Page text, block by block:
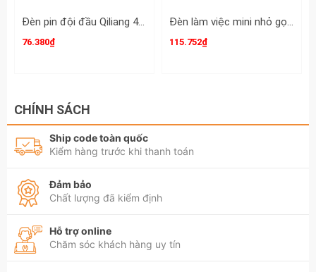
Đèn pin đội đầu Qiliang 4625 LED siêu sáng nội địa trung cốc 46mm
76.380₫
Đèn làm việc mini nhỏ gọn Kingtony ZS20A sạc type C độ sáng max 150 Lumen
115.752₫
CHÍNH SÁCH
Ship code toàn quốc
Kiểm hàng trước khi thanh toán
Đảm bảo
Chất lượng đã kiểm định
Hỗ trợ online
Chăm sóc khách hàng uy tín